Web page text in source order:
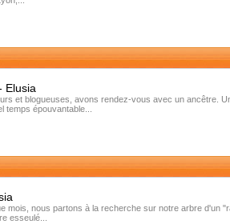
Elusia
et blogueuses, avons rendez-vous avec un
épouvantable...
mois, nous partons à la recherche sur notre arbre d'un
esseulé...